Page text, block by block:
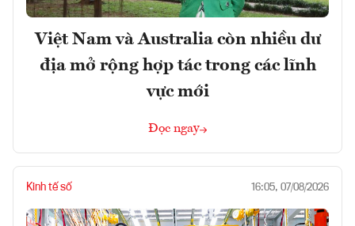
Việt Nam và Australia còn nhiều dư
địa mở rộng hợp tác trong các lĩnh
vực mới
Đọc ngay
Kinh tế số 16:05, 07/08/2026